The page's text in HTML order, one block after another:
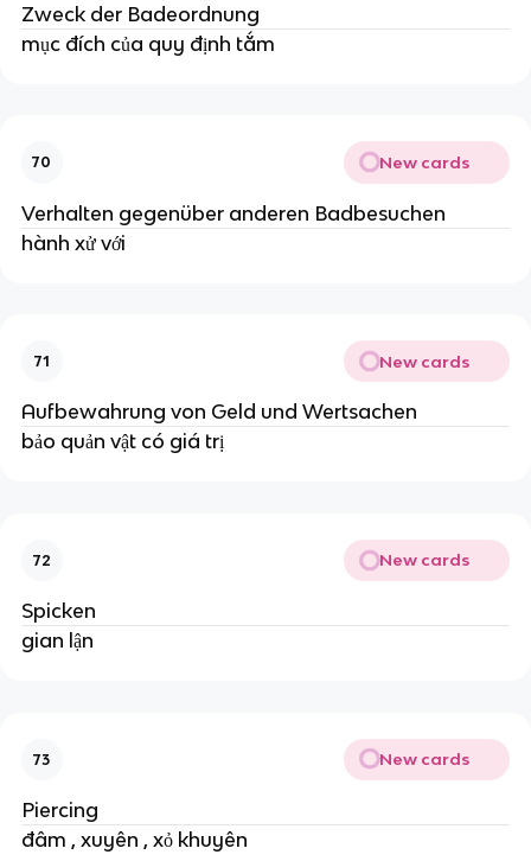
Zweck der Badeordnung
mục đích của quy định tắm
70 New cards
Verhalten gegenüber anderen Badbesuchen
hành xử với
71 New cards
Aufbewahrung von Geld und Wertsachen
bảo quản vật có giá trị
72 New cards
Spicken
gian lận
73 New cards
Piercing
đâm , xuyên , xỏ khuyên